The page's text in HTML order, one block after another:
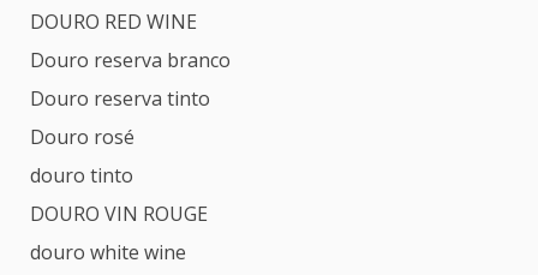
DOURO RED WINE
Douro reserva branco
Douro reserva tinto
Douro rosé
douro tinto
DOURO VIN ROUGE
douro white wine